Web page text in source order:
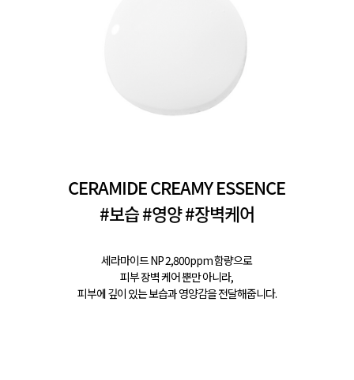
CERAMIDE CREAMY ESSENCE
#보습 #영양 #장벽케어
세라마이드 NP 2,800ppm 함량으로
피부 장벽 케어 뿐만 아니라,
피부에 깊이 있는 보습과 영양감을 전달해줍니다.